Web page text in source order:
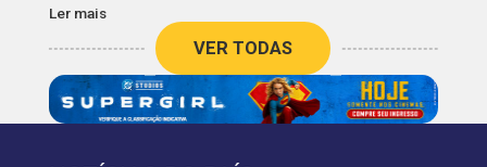
Ler mais
VER TODAS